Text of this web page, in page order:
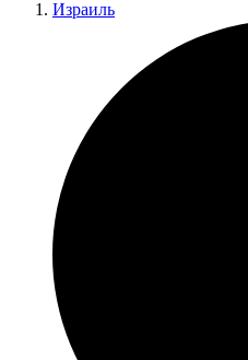
Израиль